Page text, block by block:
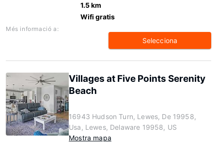
1.5 km
Wifi gratis
Més informació a:
Selecciona
Villages at Five Points Serenity
Beach
16943 Hudson Turn, Lewes, De 19958,
Usa, Lewes, Delaware 19958, US
Mostra mapa